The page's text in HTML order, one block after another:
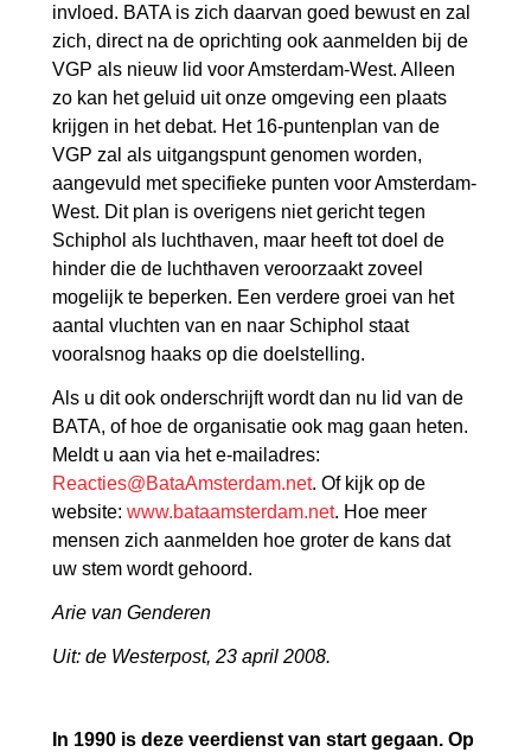
invloed. BATA is zich daarvan goed bewust en zal
zich, direct na de oprichting ook aanmelden bij de
VGP als nieuw lid voor Amsterdam-West. Alleen
zo kan het geluid uit onze omgeving een plaats
krijgen in het debat. Het 16-puntenplan van de
VGP zal als uitgangspunt genomen worden,
aangevuld met specifieke punten voor Amsterdam-
West. Dit plan is overigens niet gericht tegen
Schiphol als luchthaven, maar heeft tot doel de
hinder die de luchthaven veroorzaakt zoveel
mogelijk te beperken. Een verdere groei van het
aantal vluchten van en naar Schiphol staat
vooralsnog haaks op die doelstelling.
Als u dit ook onderschrijft wordt dan nu lid van de
BATA, of hoe de organisatie ook mag gaan heten.
Meldt u aan via het e-mailadres:
Reacties@BataAmsterdam.net. Of kijk op de
website:www.bataamsterdam.net. Hoe meer
mensen zich aanmelden hoe groter de kans dat
uw stem wordt gehoord.
Arie van Genderen
Uit: de Westerpost, 23 april 2008.
In 1990 is deze veerdienst van start gegaan. Op